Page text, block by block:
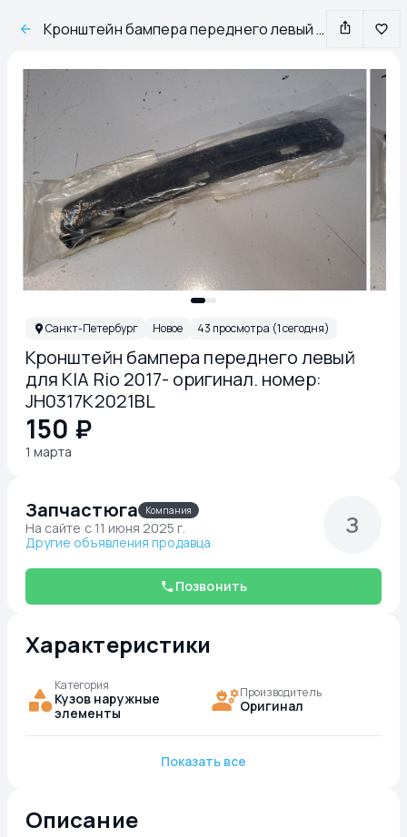
Кронштейн бампера переднего левый для KIA Rio 2017- оригинал. номер: JH0317K2021BL
Кронштейн бампера переднего левый
для KIA Rio 2017- оригинал. номер:
JH0317K2021BL
150 ₽
1 марта
Санкт-Петербург Новое 43 просмотра (1 сегодня)
Запчастюга Компания
На сайте c 11 июня 2025 г.
Другие объявления продавца
З
Позвонить
Характеристики
Категория
Кузов наружные
элементы
Производитель
Оригинал
Показать все
Описание